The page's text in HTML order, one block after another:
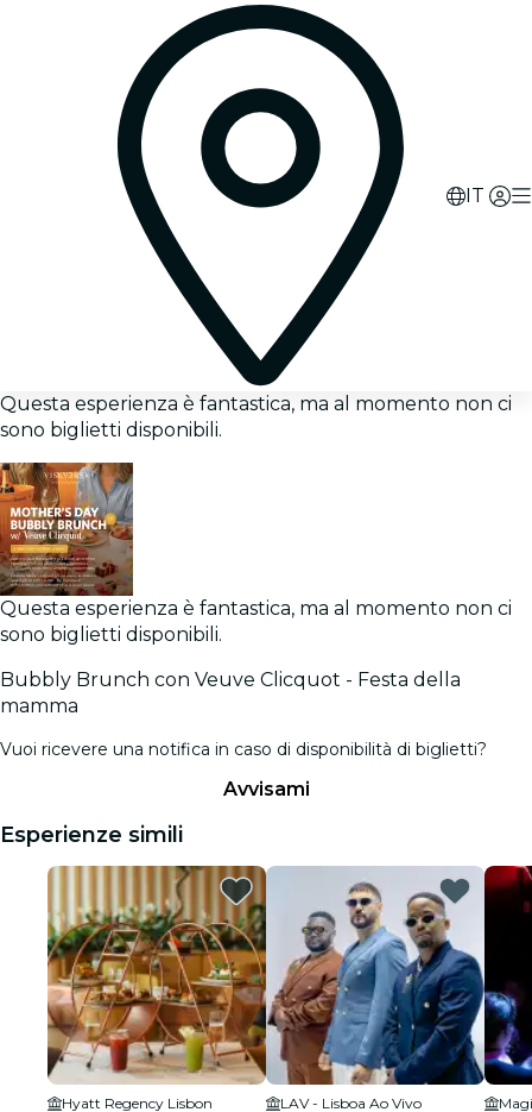
IT
Questa esperienza è fantastica, ma al momento non ci
sono biglietti disponibili.
Questa esperienza è fantastica, ma al momento non ci
sono biglietti disponibili.
Bubbly Brunch con Veuve Clicquot - Festa della
mamma
Vuoi ricevere una notifica in caso di disponibilità di biglietti?
Avvisami
Esperienze simili
Hyatt Regency Lisbon
LAV - Lisboa Ao Vivo